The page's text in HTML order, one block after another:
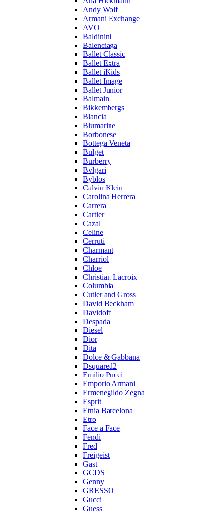
Andy Wolf
Armani Exchange
AVO
Baldinini
Balenciaga
Ballet Classic
Ballet Extra
Ballet iKids
Ballet Image
Ballet Junior
Balmain
Bikkembergs
Blancia
Blumarine
Borbonese
Bottega Veneta
Bulget
Burberry
Bvlgari
Byblos
Calvin Klein
Carolina Herrera
Carrera
Cartier
Cazal
Celine
Cerruti
Charmant
Charriol
Chloe
Christian Lacroix
Columbia
Cutler and Gross
David Beckham
Davidoff
Despada
Diesel
Dior
Dita
Dolce & Gabbana
Dsquared2
Emilio Pucci
Emporio Armani
Ermenegildo Zegna
Esprit
Etnia Barcelona
Etro
Face a Face
Fendi
Fred
Freigeist
Gast
GCDS
Genny
GRESSO
Gucci
Guess